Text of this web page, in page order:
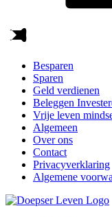
Besparen
Sparen
Geld verdienen
Beleggen
Vrije leven
Algemeen
Over ons
Contact
Privacyverklaring
Algemene